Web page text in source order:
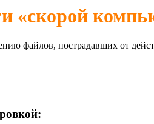
«скорой
файлов, пострадавших от